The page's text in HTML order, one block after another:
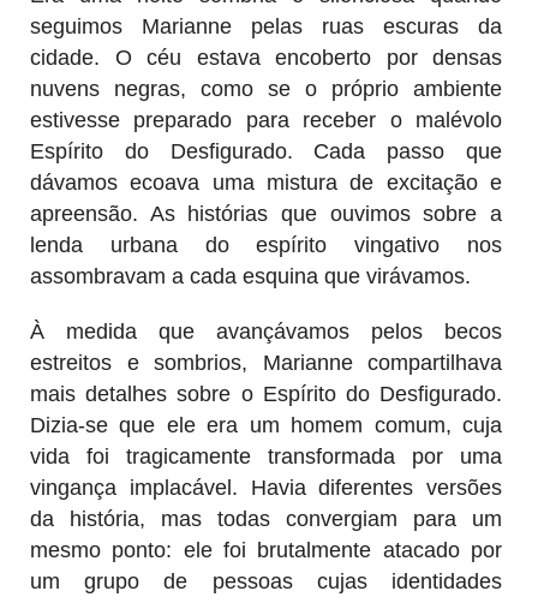
seguimos Marianne pelas ruas escuras da
cidade. O céu estava encoberto por densas
nuvens negras, como se o próprio ambiente
estivesse preparado para receber o malévolo
Espírito do Desfigurado. Cada passo que
dávamos ecoava uma mistura de excitação e
apreensão. As histórias que ouvimos sobre a
lenda urbana do espírito vingativo nos
assombravam a cada esquina que virávamos.
À medida que avançávamos pelos becos
estreitos e sombrios, Marianne compartilhava
mais detalhes sobre o Espírito do Desfigurado.
Dizia-se que ele era um homem comum, cuja
vida foi tragicamente transformada por uma
vingança implacável. Havia diferentes versões
da história, mas todas convergiam para um
mesmo ponto: ele foi brutalmente atacado por
um grupo de pessoas cujas identidades